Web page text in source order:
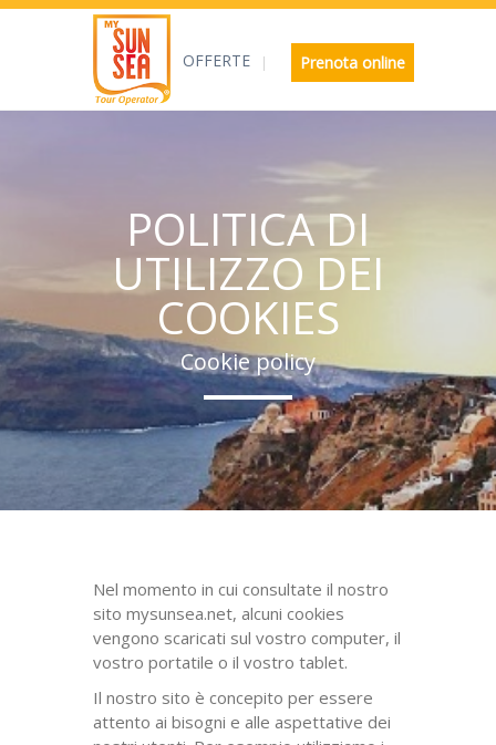
OFFERTE Prenota online
POLITICA DI
UTILIZZO DEI
COOKIES
Cookie policy
Nel momento in cui consultate il nostro
sito mysunsea.net, alcuni cookies
vengono scaricati sul vostro computer, il
vostro portatile o il vostro tablet.
Il nostro sito è concepito per essere
attento ai bisogni e alle aspettative dei